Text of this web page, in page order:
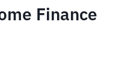
Finance